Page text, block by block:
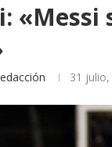
«Messi
31 julio,